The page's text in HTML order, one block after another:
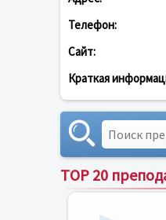
Телефон:
Сайт:
Краткая
TOP 20